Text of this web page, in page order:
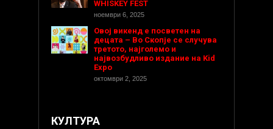
WHISKEY FEST
ноември 6, 2025
Овој викенд е посветен на
децата – Во Скопје се случува
третото, најголемо и
највозбудливо издание на Kid
Expo
октомври 2, 2025
КУЛТУРА